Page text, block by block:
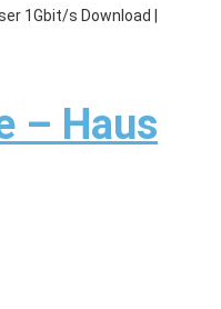
1Gbit/s Download |
– Haus